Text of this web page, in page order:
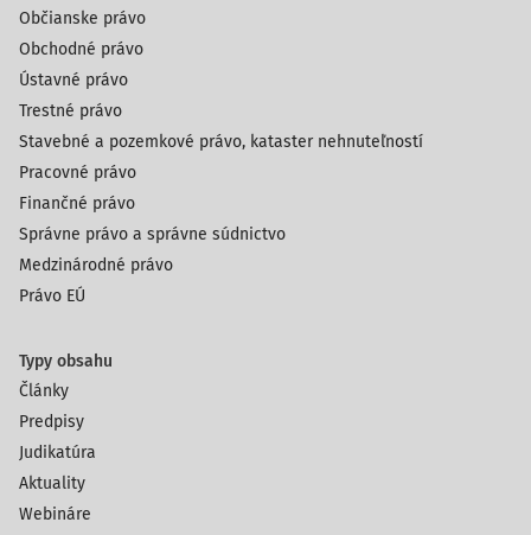
Občianske právo
Obchodné právo
Ústavné právo
Trestné právo
Stavebné a pozemkové právo, kataster nehnuteľností
Pracovné právo
Finančné právo
Správne právo a správne súdnictvo
Medzinárodné právo
Právo EÚ
Typy obsahu
Články
Predpisy
Judikatúra
Aktuality
Webináre